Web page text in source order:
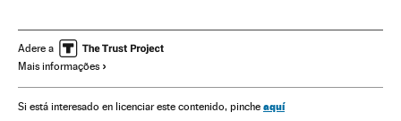
Coronavirus stimulus checks
Relações internacionais
Adere a
Mais informações
Si está interesado en licenciar este contenido, pinche aquí